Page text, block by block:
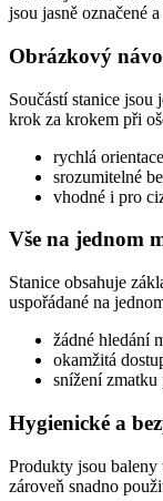
jsou jasně označené
Obrázkový
Součástí stanice
krok za krokem při
rychlá
srozumitelné
vhodné i pro
Vše na jednom
Stanice obsahuje
uspořádané na
žádné hledání
okamžitá
snížení zmatku
Hygienické a
Produkty jsou baleny
zároveň snadno